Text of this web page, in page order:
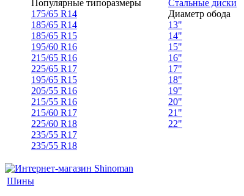
Популярные типоразмеры
175/65 R14
185/65 R14
185/65 R15
195/60 R16
215/65 R16
225/65 R17
195/65 R15
205/55 R16
215/55 R16
215/60 R17
225/60 R18
235/55 R17
235/55 R18
Стальные диски
Диаметр обода
13"
14"
15"
16"
17"
18"
19"
20"
21"
22"
Шины